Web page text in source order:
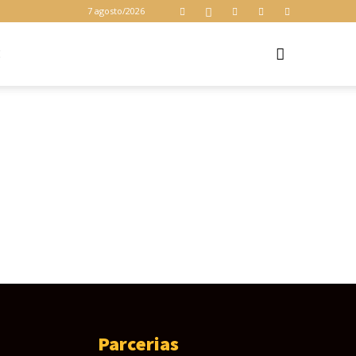
7 agosto/2026
Parcerias